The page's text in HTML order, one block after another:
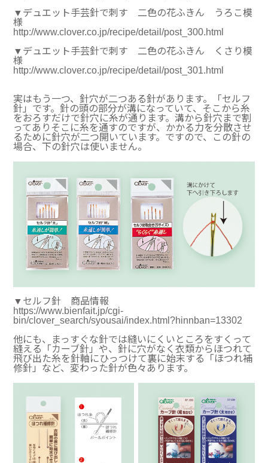
▼デュエット手芸針で刺す 二色の花ふきん うろこ模
様
http://www.clover.co.jp/recipe/detail/post_300.html
▼デュエット手芸針で刺す 二色の花ふきん くさり模
様
http://www.clover.co.jp/recipe/detail/post_301.html
実はもう一つ、針穴が二つある針があります。「セルフ
針」です。針の頭の部分が溝になっていて、そこから糸
をおろすだけで針穴に糸が通ります。溝から針穴まで割
ってありそこに糸を通すのですが、かかる力を分散させ
るために針穴が二つ開いています。ですので、この針の
場合、下の針穴は使いません。
▼セルフ針 商品情報
https://www.bienfait.jp/cgi-
bin/clover_search/syousai/index.html?hinnban=13302
他にも、まっすぐな針では縫いにくいところをすくって
縫える「カーブ針」や、針に穴がなく衣類からほつれて
飛び出た糸を針軸にひっつけて裏に始末する「ほつれ補
修針」など、変わった針が色々あります。